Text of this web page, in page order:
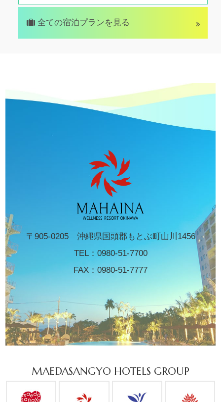
全ての宿泊プランを見る
〒905-0205 沖縄県国頭郡もとぶ町山川1456
TEL： 0980-51-7700
FAX：0980-51-7777
MAEDASANGYO HOTELS GROUP